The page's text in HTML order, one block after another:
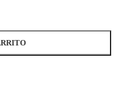
cantidad